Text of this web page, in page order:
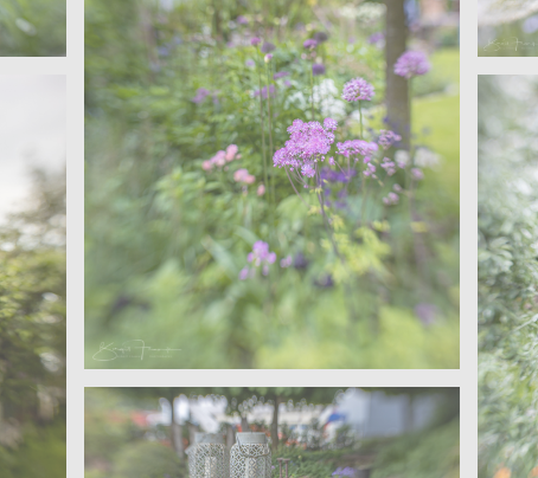
Offene Gärten – Wohngarten
Sanders – Velen